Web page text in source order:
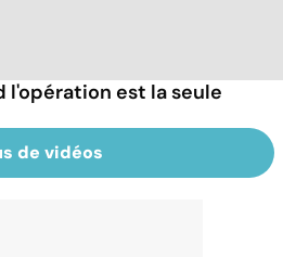
l'opération est la seule
de vidéos